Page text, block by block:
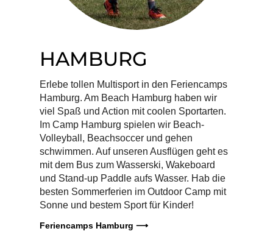
HAMBURG
Erlebe tollen Multisport in den Feriencamps
Hamburg. Am Beach Hamburg haben wir
viel Spaß und Action mit coolen Sportarten.
Im Camp Hamburg spielen wir Beach-
Volleyball, Beachsoccer und gehen
schwimmen. Auf unseren Ausflügen geht es
mit dem Bus zum Wasserski, Wakeboard
und Stand-up Paddle aufs Wasser. Hab die
besten Sommerferien im Outdoor Camp mit
Sonne und bestem Sport für Kinder!
Feriencamps Hamburg ⟶